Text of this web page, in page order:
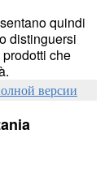
quindi
distinguersi
che
версии